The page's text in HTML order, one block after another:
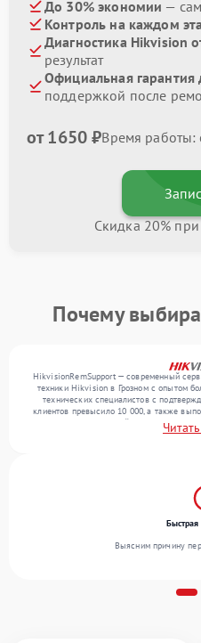
До 30% экономии —
Контроль на каждом
Диагностика Hikvision
результат
Официальная гарантия
поддержкой после
от 1650 ₽Время работы:
Скидка 20%
Почему
HikvisionRemSupport — современный
техники Hikvision в Грозном с опытом
технических специалистов с
клиентов превысило 10 000, а также
Ежемесячно в сервисный центр
с широким спектром неисправностей и
Быстрая
Выясним причину